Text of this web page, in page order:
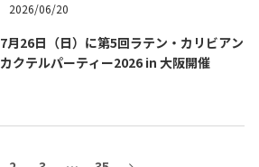
テキーラ・メスカルが飲める
2026/06/20
7月26日（日）に第5回ラテン・カリビアン
カクテルパーティー2026 in 大阪開催